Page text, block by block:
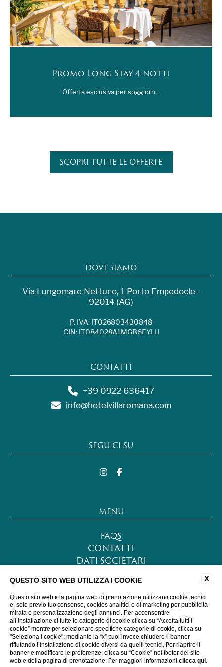
Promo Long Stay 4 notti
Offerta esclusiva per soggiorn...
SCOPRI TUTTE LE OFFERTE
DOVE SIAMO
Via Lungomare Nettuno, 1 Porto Empedocle -
92014 (AG)
P. IVA: IT026803430848
CIN: IT084028A1MGB6EYLU
CONTATTI
+39 0922 636417
info@hotelvillaromana.com
SEGUICI SU
MENU
FAQS
CONTATTI
DATI SOCIETARI
PRIVACY POLICY
COOKIE POLICY
ACCESSIBILITÀ
WEBSITE BY BLASTNESS
X
QUESTO SITO WEB UTILIZZA I COOKIE
Questo sito web e la pagina web di prenotazione utilizzano cookie tecnici
e, solo previo tuo consenso, cookies analitici e di marketing per pubblicità
mirata e personalizzazione degli annunci. Per acconsentire
all’installazione di tutte le categorie di cookie clicca su “Accetta tutti i
cookie” mentre per selezionare specifiche categorie di cookie, clicca su
"Seleziona i cookie"; mediante la “x” puoi invece chiudere il banner
rifiutando l’installazione di cookie diversi da quelli tecnici. Per riaprire il
banner e modificare le preferenze, clicca su “Cookie” nel footer del sito
web e della pagina di prenotazione. Per maggiori informazioni clicca qui.